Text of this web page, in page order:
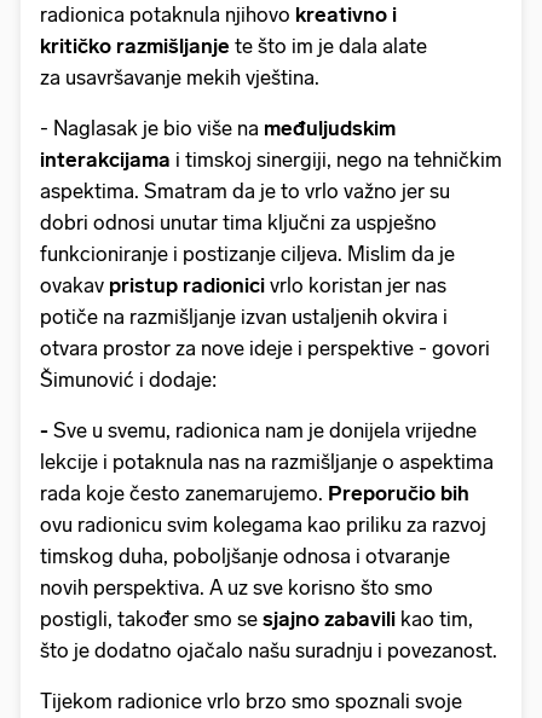
radionica potaknula njihovo kreativno i
kritičko razmišljanje te što im je dala alate
za usavršavanje mekih vještina.
- Naglasak je bio više na međuljudskim
interakcijama i timskoj sinergiji, nego na tehničkim
aspektima. Smatram da je to vrlo važno jer su
dobri odnosi unutar tima ključni za uspješno
funkcioniranje i postizanje ciljeva. Mislim da je
ovakav pristup radionici vrlo koristan jer nas
potiče na razmišljanje izvan ustaljenih okvira i
otvara prostor za nove ideje i perspektive - govori
Šimunović i dodaje:
- Sve u svemu, radionica nam je donijela vrijedne
lekcije i potaknula nas na razmišljanje o aspektima
rada koje često zanemarujemo. Preporučio bih
ovu radionicu svim kolegama kao priliku za razvoj
timskog duha, poboljšanje odnosa i otvaranje
novih perspektiva. A uz sve korisno što smo
postigli, također smo se sjajno zabavili kao tim,
što je dodatno ojačalo našu suradnju i povezanost.
Tijekom radionice vrlo brzo smo spoznali svoje